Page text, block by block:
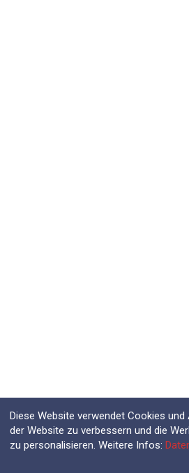
Diese Website verwendet Cookies
der Website zu verbessern und die
zu personalisieren. Weitere Infos: